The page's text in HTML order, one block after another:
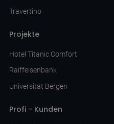
Travertino
Projekte
Hotel Titanic Comfort
Raiffeisenbank
Universität Bergen
Profi - Kunden